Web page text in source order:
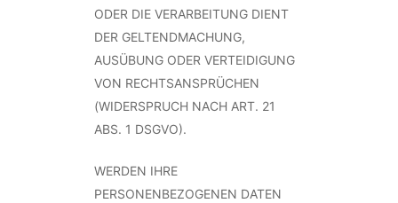
ODER DIE VERARBEITUNG DIENT
DER GELTENDMACHUNG,
AUSÜBUNG ODER VERTEIDIGUNG
VON RECHTSANSPRÜCHEN
(WIDERSPRUCH NACH ART. 21
ABS. 1 DSGVO).
WERDEN IHRE
PERSONENBEZOGENEN DATEN